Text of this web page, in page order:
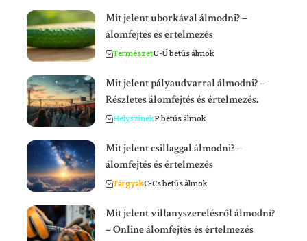
Mit jelent uborkával álmodni? –
álomfejtés és értelmezés
TermészetU-Ü betűs álmok
Mit jelent pályaudvarral álmodni? –
Részletes álomfejtés és értelmezés.
HelyszínekP betűs álmok
Mit jelent csillaggal álmodni? –
álomfejtés és értelmezés
TárgyakC-Cs betűs álmok
Mit jelent villanyszerelésről álmodni?
– Online álomfejtés és értelmezés